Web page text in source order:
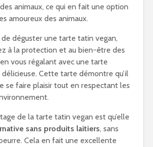
animaux, ce qui en fait une option
amoureux des animaux.
de déguster une tarte tatin vegan,
à la protection et au bien-être des
vous régalant avec une tarte
Cette tarte démontre qu’il
se faire plaisir tout en respectant les
de la tarte tatin vegan est qu’elle
sans produits laitiers, sans
Cela en fait une excellente